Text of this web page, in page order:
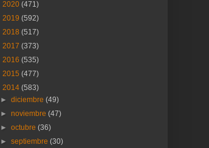
2020 (471)
2019 (592)
2018 (517)
2017 (373)
2016 (535)
2015 (477)
2014 (583)
►diciembre(49)
►noviembre(47)
►octubre(36)
►septiembre(30)